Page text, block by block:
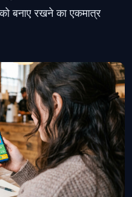
बनाए रखने का एकमात्र